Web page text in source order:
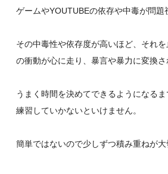
ゲームやYOUTUBEの依存や中毒が問題
その中毒性や依存度が高いほど、それ
の衝動が心に走り、暴言や暴力に変換さ
うまく時間を決めてできるようになる
練習していかないといけません。
簡単ではないので少しずつ積み重ねが大